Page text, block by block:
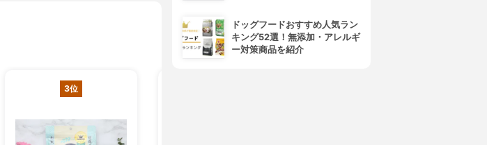
3位
ドッグフードおすすめ人気ラン
キング52選！無添加・アレルギ
ー対策商品を紹介